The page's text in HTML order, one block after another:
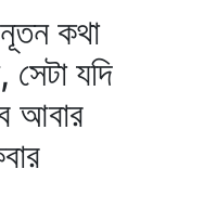
কথা
সেটা যদি
আবার